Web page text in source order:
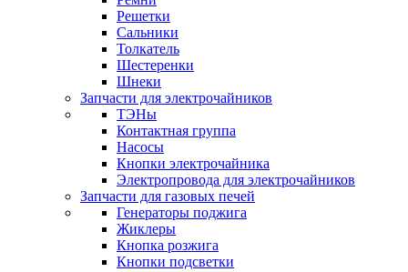
Решетки
Сальники
Толкатель
Шестеренки
Шнеки
Запчасти для электрочайников
ТЭНы
Контактная группа
Насосы
Кнопки электрочайника
Электропровода для электрочайников
Запчасти для газовых печей
Генераторы поджига
Жиклеры
Кнопка розжига
Кнопки подсветки